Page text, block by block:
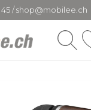
45 / shop@mobilee.ch